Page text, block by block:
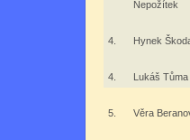
Nepožítek
4. Hynek
4. Lukáš Tůma
5. Věra